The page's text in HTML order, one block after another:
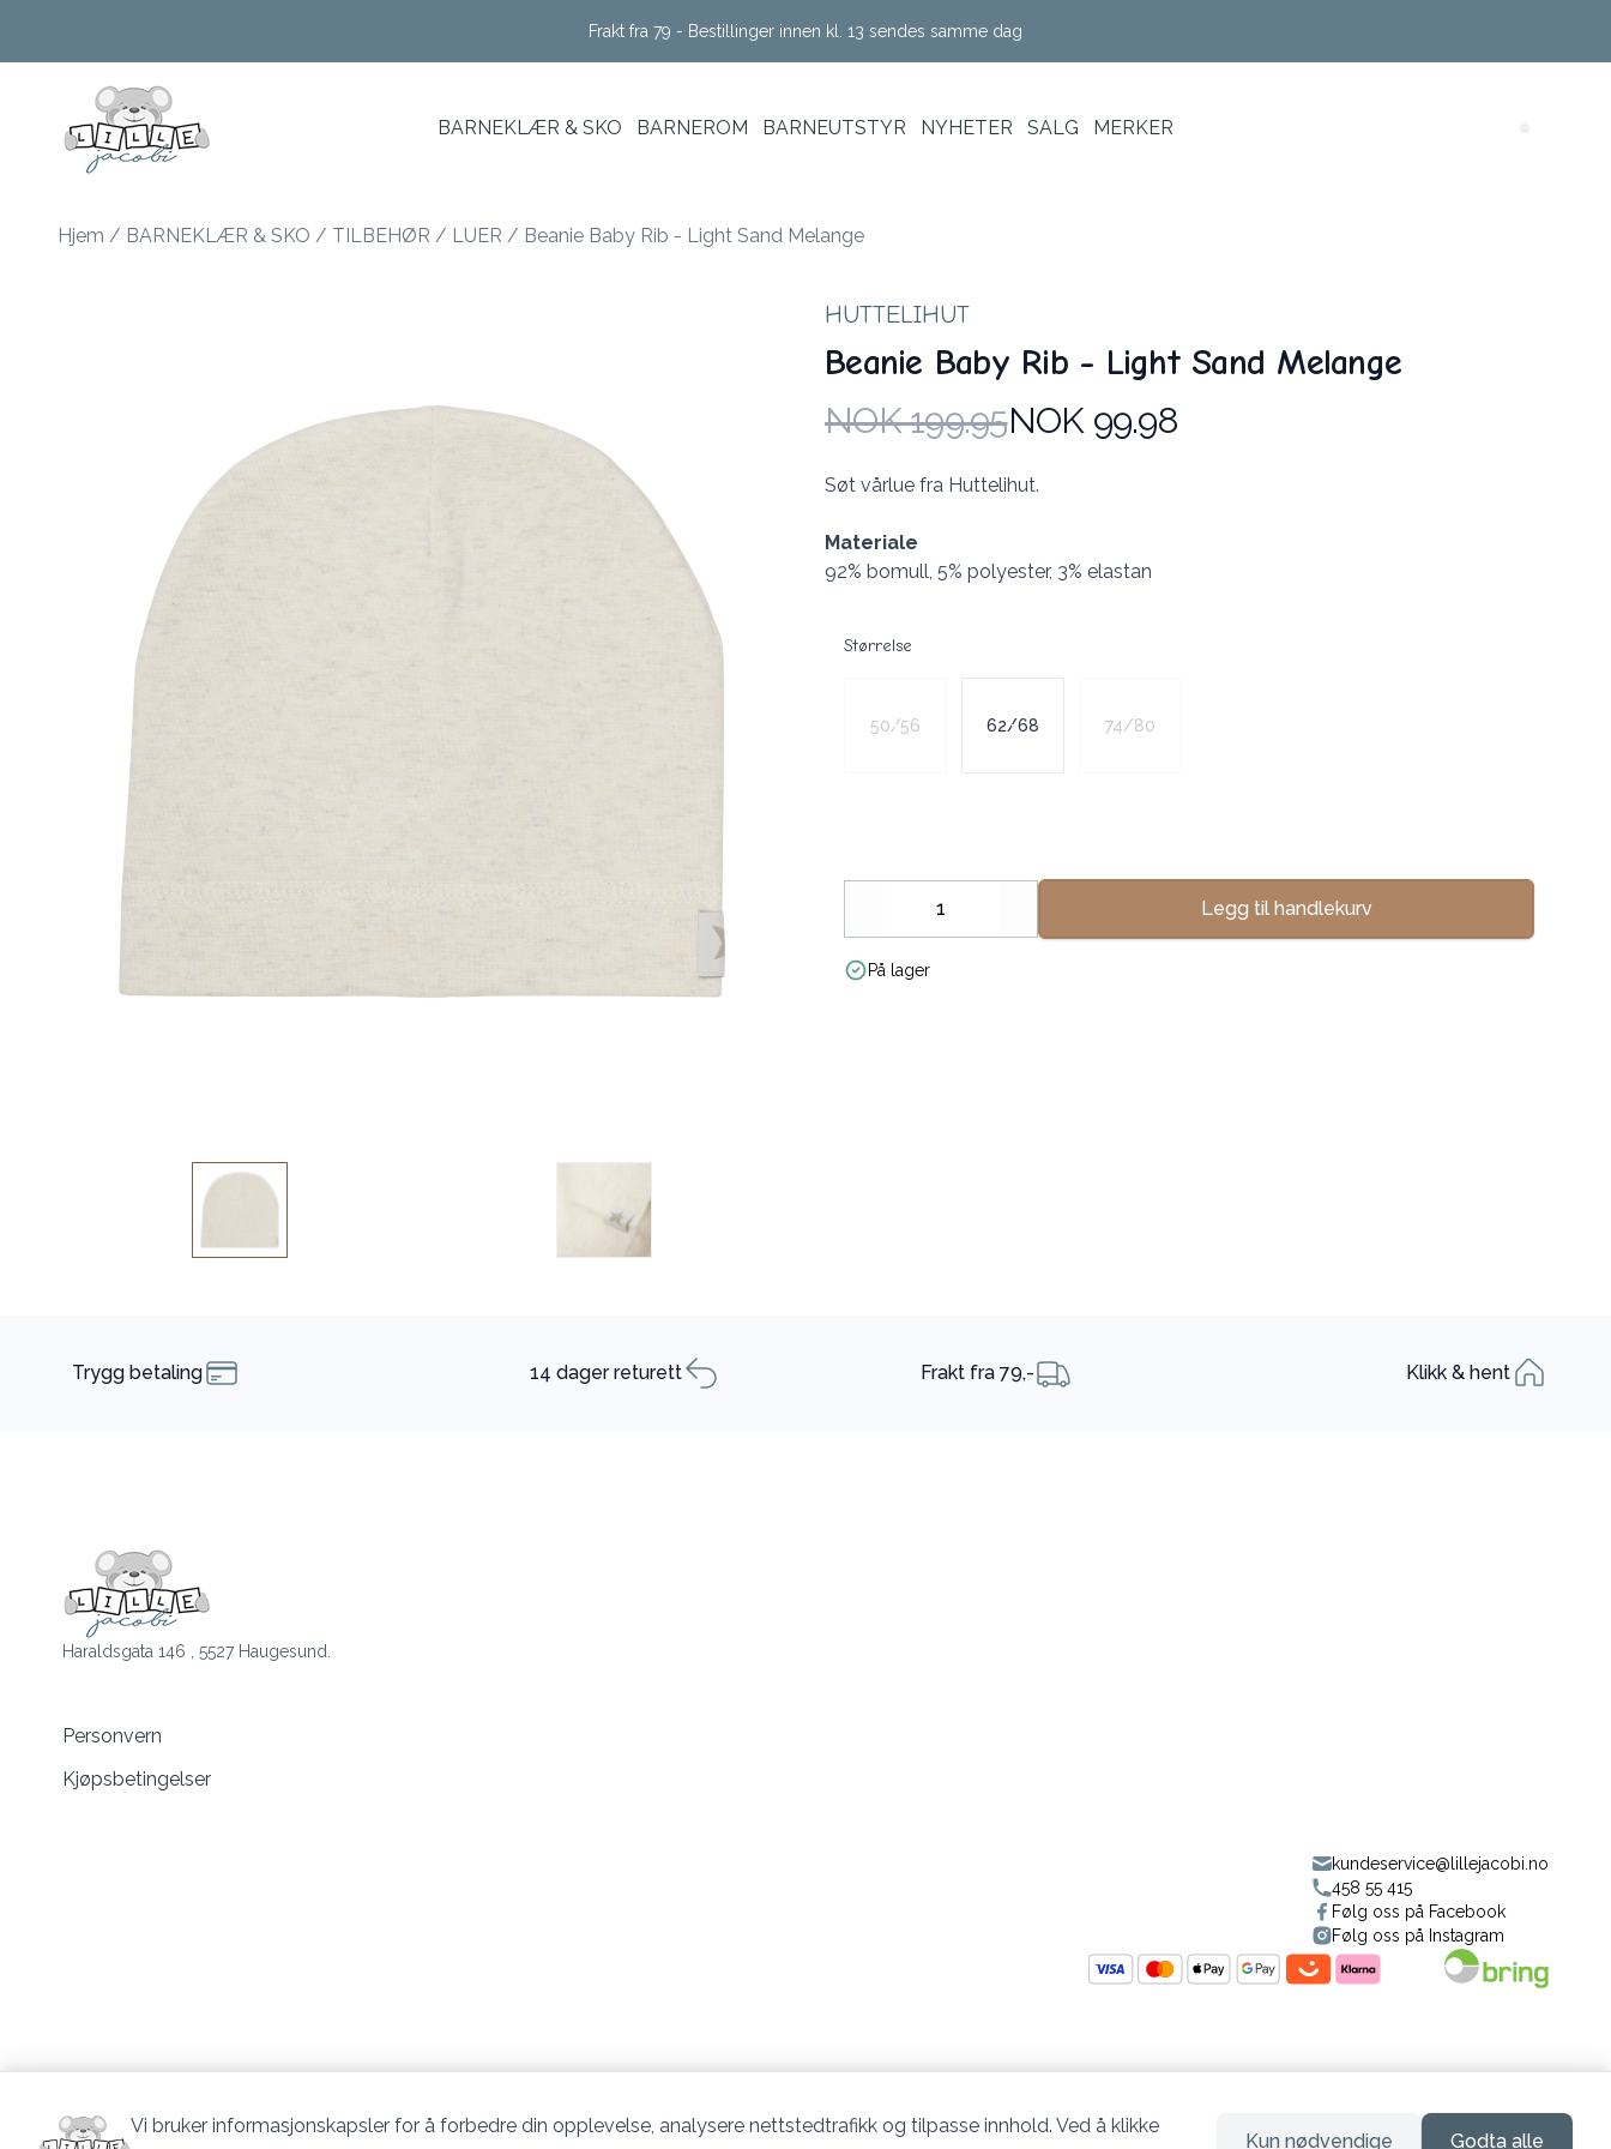
Frakt fra 79 - Bestillinger innen kl. 13 sendes samme dag
BARNEKLÆR & SKO BARNEROM BARNEUTSTYR NYHETER SALG MERKER
Hjem / BARNEKLÆR & SKO / TILBEHØR / LUER / Beanie Baby Rib - Light Sand Melange
HUTTELIHUT
Beanie Baby Rib - Light Sand Melange
Produktdetaljer
NOK 199.95NOK 99.98
Description
Søt vårlue fra Huttelihut.
Materiale
92% bomull, 5% polyester, 3% elastan
Størrelse
Velg en Størrelse
50/56 62/68 74/80
Decrease
Legg til handlekurv
På lager
Trygg betaling 14 dager returett Frakt fra 79,- Klikk & hent
Haraldsgata 146 , 5527 Haugesund.
Personvern
Kjøpsbetingelser
kundeservice@lillejacobi.no
458 55 415
Følg oss på Facebook
Følg oss på Instagram
Vi bruker informasjonskapsler for å forbedre din opplevelse, analysere nettstedtrafikk og tilpasse innhold. Ved å klikke
Kun nødvendige Godta alle